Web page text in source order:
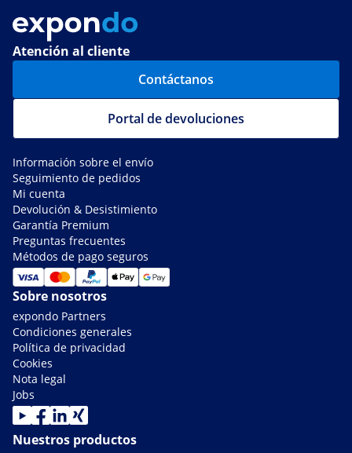
Atención al cliente
Contáctanos
Portal de devoluciones
Información sobre el envío
Seguimiento de pedidos
Mi cuenta
Devolución & Desistimiento
Garantía Premium
Preguntas frecuentes
Métodos de pago seguros
Sobre nosotros
expondo Partners
Condiciones generales
Política de privacidad
Cookies
Nota legal
Jobs
Nuestros productos